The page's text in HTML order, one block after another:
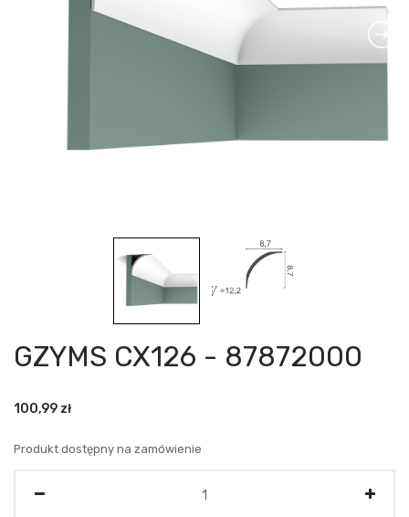
GZYMS CX126 - 87872000
100,99 zł
Produkt dostępny na zamówienie